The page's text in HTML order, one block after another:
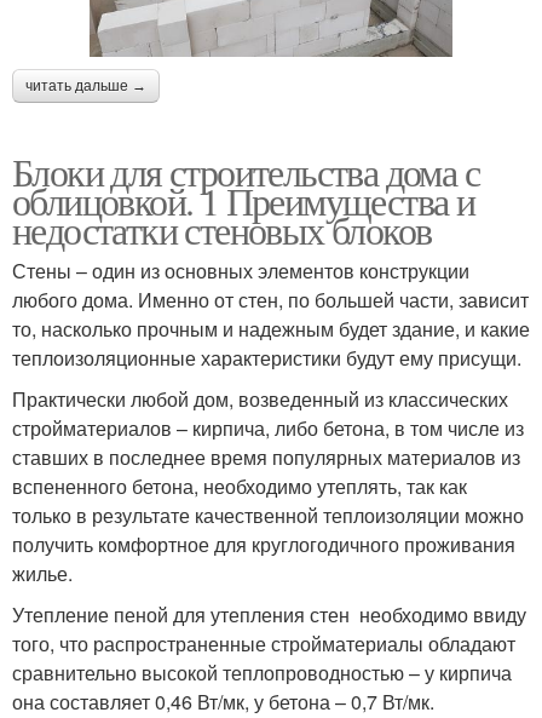
читать дальше →
Блоки для строительства дома с
облицовкой. 1 Преимущества и
недостатки стеновых блоков
Стены – один из основных элементов конструкции
любого дома. Именно от стен, по большей части, зависит
то, насколько прочным и надежным будет здание, и какие
теплоизоляционные характеристики будут ему присущи.
Практически любой дом, возведенный из классических
стройматериалов – кирпича, либо бетона, в том числе из
ставших в последнее время популярных материалов из
вспененного бетона, необходимо утеплять, так как
только в результате качественной теплоизоляции можно
получить комфортное для круглогодичного проживания
жилье.
Утепление пеной для утепления стен необходимо ввиду
того, что распространенные стройматериалы обладают
сравнительно высокой теплопроводностью – у кирпича
она составляет 0,46 Вт/мк, у бетона – 0,7 Вт/мк.